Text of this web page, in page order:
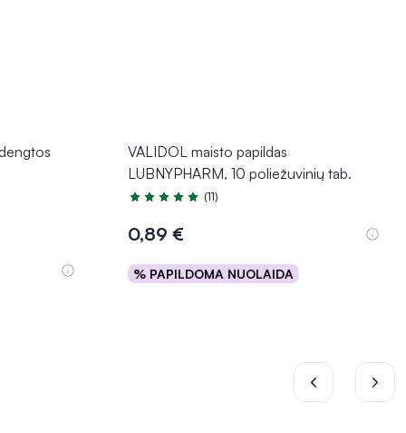
VALIDOL maisto papildas
LUBNYPHARM, 10 poliežuvinių tab.
Įvertinimas 5.0 iš 5
(11)
0,89 €
% PAPILDOMA NUOLAIDA
Į krepšelį